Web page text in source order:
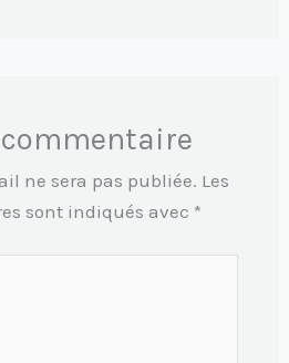
ne sera pas publiée. Les
sont indiqués avec *